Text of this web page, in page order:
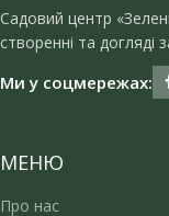
Садовий центр
створенні та догляді
Ми у соцмережах:
МЕНЮ
Про нас